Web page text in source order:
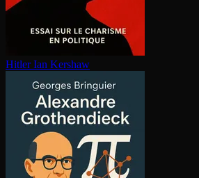
Hitler Ian Kershaw